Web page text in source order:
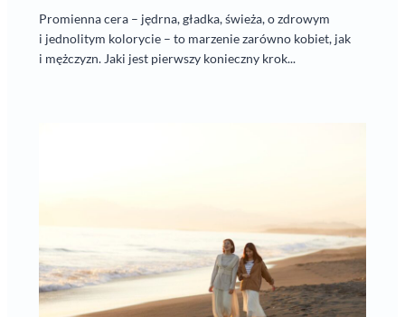
Promienna cera – jędrna, gładka, świeża, o zdrowym
i jednolitym kolorycie – to marzenie zarówno kobiet, jak
i mężczyzn. Jaki jest pierwszy konieczny krok...